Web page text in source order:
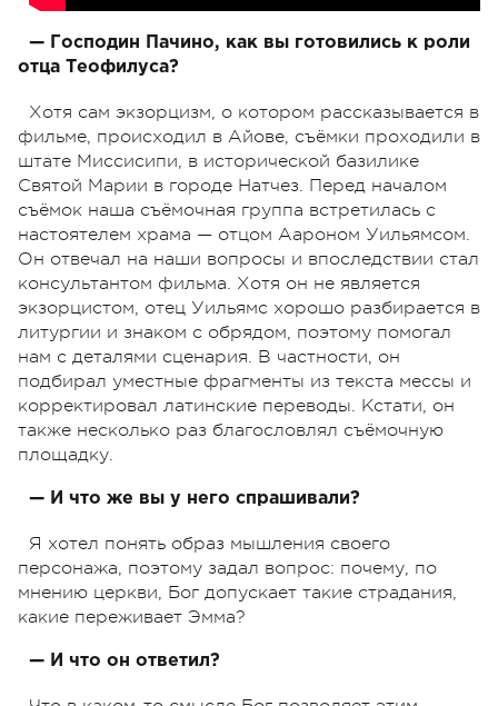
— Господин Пачино, как вы готовились к роли
отца Теофилуса?
Хотя сам экзорцизм, о котором рассказывается в
фильме, происходил в Айове, съёмки проходили в
штате Миссисипи, в исторической базилике
Святой Марии в городе Натчез. Перед началом
съёмок наша съёмочная группа встретилась с
настоятелем храма — отцом Аароном Уильямсом.
Он отвечал на наши вопросы и впоследствии стал
консультантом фильма. Хотя он не является
экзорцистом, отец Уильямс хорошо разбирается в
литургии и знаком с обрядом, поэтому помогал
нам с деталями сценария. В частности, он
подбирал уместные фрагменты из текста мессы и
корректировал латинские переводы. Кстати, он
также несколько раз благословлял съёмочную
площадку.
— И что же вы у него спрашивали?
Я хотел понять образ мышления своего
персонажа, поэтому задал вопрос: почему, по
мнению церкви, Бог допускает такие страдания,
какие переживает Эмма?
— И что он ответил?